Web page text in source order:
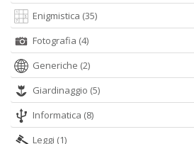
Enigmistica (35)
Fotografia (4)
Generiche (2)
Giardinaggio (5)
Informatica (8)
Leggi (1)